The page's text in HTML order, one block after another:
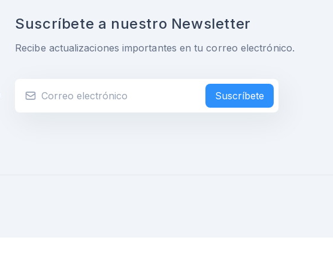
Suscríbete a nuestro Newsletter
Recibe actualizaciones importantes en tu correo electrónico.
Suscríbete